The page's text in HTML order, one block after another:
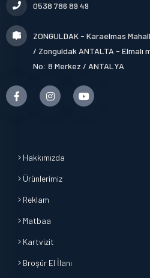
0538 786 89 49
ZONGULDAK - Karaelmas
/ Zonguldak ANTALTA - Elmalı
No: 8 Merkez / ANTALYA
Hakkımızda
Ürünlerimiz
Reklam
Matbaa
Kartvizit
Broşür El İlanı